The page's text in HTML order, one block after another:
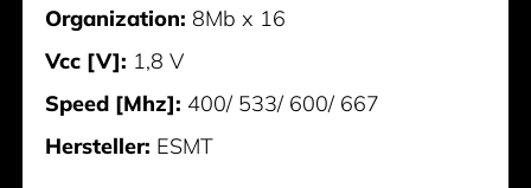
Organization: 8Mb x 16
Vcc [V]: 1,8 V
Speed [Mhz]: 400/ 533/ 600/ 667
Hersteller: ESMT